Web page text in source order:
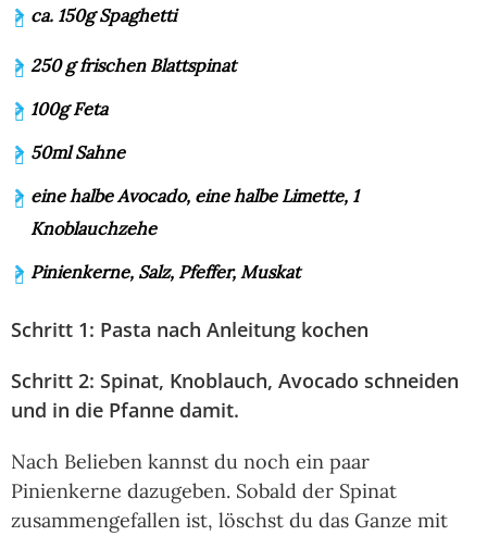
ca. 150g Spaghetti
250 g frischen Blattspinat
100g Feta
50ml Sahne
eine halbe Avocado, eine halbe Limette, 1
Knoblauchzehe
Pinienkerne, Salz, Pfeffer, Muskat
Schritt 1: Pasta nach Anleitung kochen
Schritt 2: Spinat, Knoblauch, Avocado schneiden
und in die Pfanne damit.
Nach Belieben kannst du noch ein paar
Pinienkerne dazugeben. Sobald der Spinat
zusammengefallen ist, löschst du das Ganze mit